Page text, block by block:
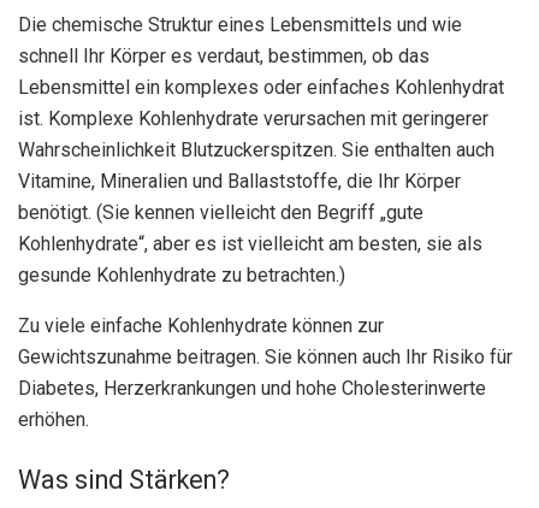
Die chemische Struktur eines Lebensmittels und wie
schnell Ihr Körper es verdaut, bestimmen, ob das
Lebensmittel ein komplexes oder einfaches Kohlenhydrat
ist. Komplexe Kohlenhydrate verursachen mit geringerer
Wahrscheinlichkeit Blutzuckerspitzen. Sie enthalten auch
Vitamine, Mineralien und Ballaststoffe, die Ihr Körper
benötigt. (Sie kennen vielleicht den Begriff „gute
Kohlenhydrate“, aber es ist vielleicht am besten, sie als
gesunde Kohlenhydrate zu betrachten.)
Zu viele einfache Kohlenhydrate können zur
Gewichtszunahme beitragen. Sie können auch Ihr Risiko für
Diabetes, Herzerkrankungen und hohe Cholesterinwerte
erhöhen.
Was sind Stärken?